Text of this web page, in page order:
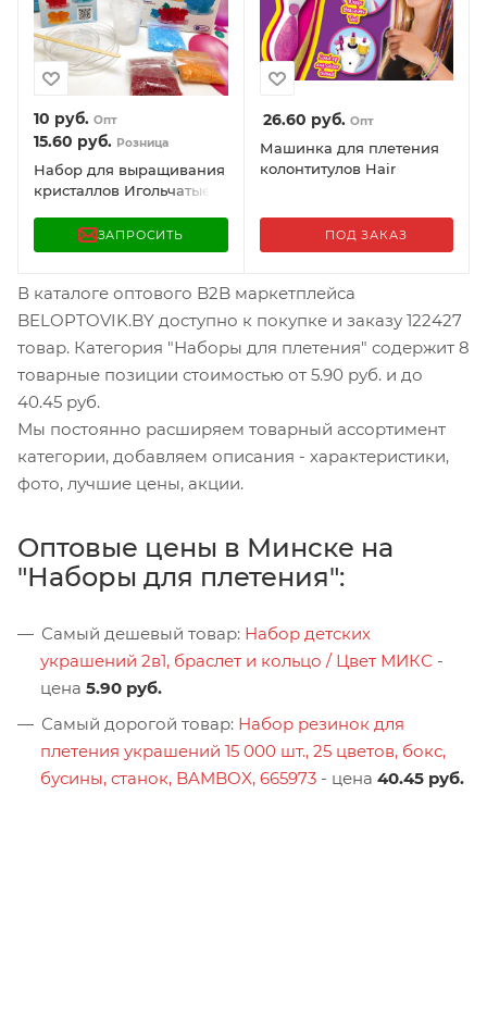
10 руб. Опт
15.60 руб. Розница
Набор для выращивания
кристаллов Игольчатые
изготовления 3
кристаллов), 14+
ЗАПРОСИТЬ
26.60 руб. Опт
Машинка для плетения
колонтитулов Hair
аксессуарамиПОД ЗАКАЗ
В каталоге оптового B2B маркетплейса
BELOPTOVIK.BY доступно к покупке и заказу 122427
товар. Категория "Наборы для плетения" содержит 8
товарные позиции стоимостью от 5.90 руб. и до
40.45 руб.
Мы постоянно расширяем товарный ассортимент
категории, добавляем описания - характеристики,
фото, лучшие цены, акции.
Оптовые цены в Минске на
"Наборы для плетения":
Самый дешевый товар: Набор детских
украшений 2в1, браслет и кольцо / Цвет МИКС -
цена 5.90 руб.
Самый дорогой товар: Набор резинок для
плетения украшений 15 000 шт., 25 цветов, бокс,
бусины, станок, BAMBOX, 665973 - цена 40.45 руб.